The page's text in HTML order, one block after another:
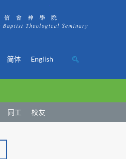
简体 English
同工 校友